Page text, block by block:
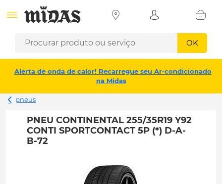
OK
Alerta de onda de calor! Recarregue seu Ar-condicionado
na Midas
pneus
PNEU CONTINENTAL 255/35R19 Y92
CONTI SPORTCONTACT 5P (*) D-A-
B-72